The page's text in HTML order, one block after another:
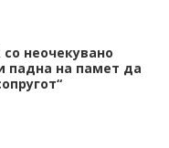
неочекувано
падна на памет да